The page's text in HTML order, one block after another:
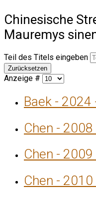
Chinesische
Mauremys
Teil des Titels eingeben
Zurücksetzen
Anzeige #
Baek - 2024
Chen - 2008
Chen - 2009
Chen - 2010